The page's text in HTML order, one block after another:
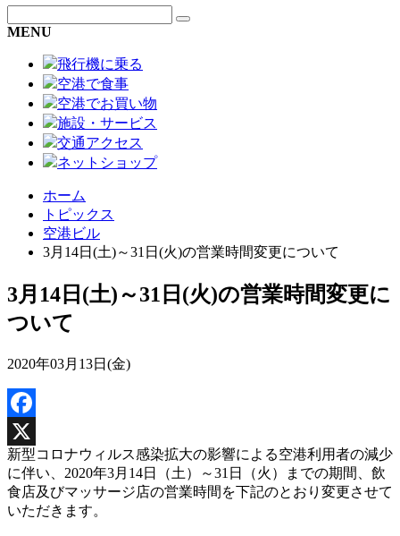
MENU
飛行機に乗る
空港で食事
空港でお買い物
施設・サービス
交通アクセス
ネットショップ
ホーム
トピックス
空港ビル
3月14日(土)～31日(火)の営業時間変更について
3月14日(土)～31日(火)の営業時間変更に
ついて
2020年03月13日(金)
Facebook
X
新型コロナウィルス感染拡大の影響による空港利用者の減少
に伴い、2020年3月14日（土）～31日（火）までの期間、飲
食店及びマッサージ店の営業時間を下記のとおり変更させて
いただきます。